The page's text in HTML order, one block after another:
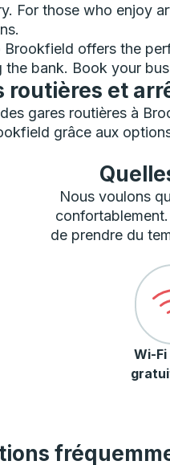
For those who enjoy
Brookfield offers the
the bank. Book your
routières et
gares routières à
grâce aux
Nous voulons
de prendre du
Wi-Fi